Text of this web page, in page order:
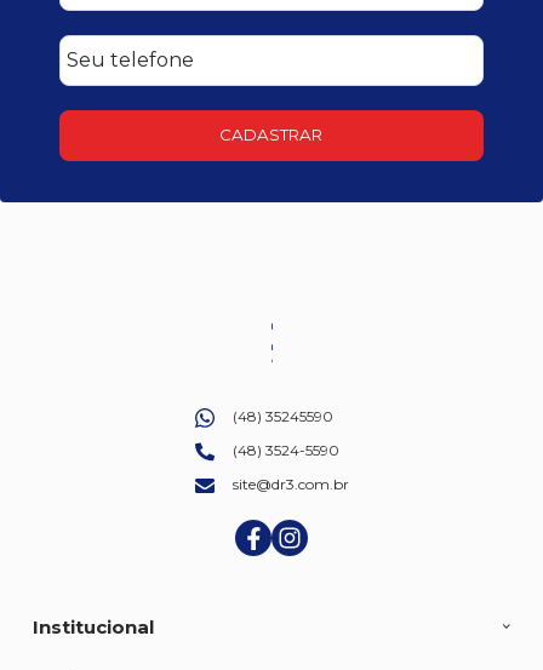
CADASTRAR
(48) 35245590
(48) 3524-5590
site@dr3.com.br
Institucional